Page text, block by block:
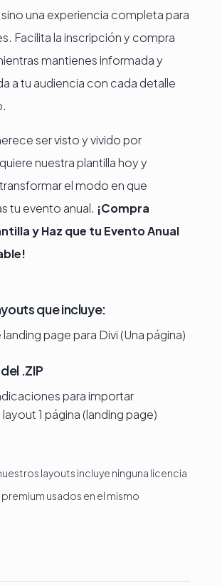
una experiencia completa para
Facilita la inscripción y compra
mantienes informada y
a tu audiencia con cada detalle
ser visto y vivido por
nuestra plantilla hoy y
el modo en que
tu evento anual. ¡Compra
y Haz que tu Evento Anual
que incluye:
page para Divi (Una página)
.ZIP
para importar
layout 1 página (landing page)
layouts incluye ninguna licencia
usados en el mismo